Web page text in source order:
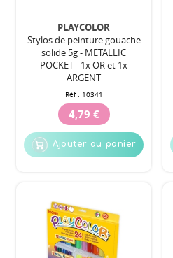
PLAYCOLOR
Stylos de peinture gouache
solide 5g - METALLIC
POCKET - 1x OR et 1x
ARGENT
Réf : 10341
4,79 €
Ajouter au panier